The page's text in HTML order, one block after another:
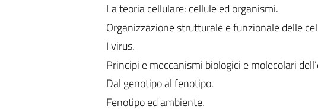
La teoria cellulare: cellule ed organismi.
Organizzazione strutturale e funzionale delle
I virus.
Principi e meccanismi biologici e molecolari
Dal genotipo al fenotipo.
Fenotipo ed ambiente.